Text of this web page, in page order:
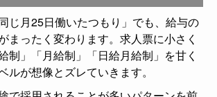
じ月25日働いたつもり」でも、給与の
まったく変わります。求人票に小さく
制」「月給制」「日給月給制」を甘く
ルが想像とズレていきます。